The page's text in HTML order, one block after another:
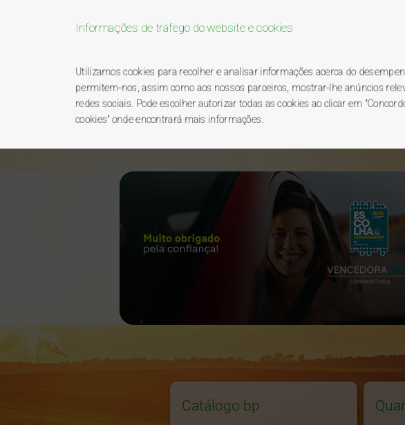
Informações de tráfego do website e cookies
Utilizamos cookies para recolher e analisar informações acerca do
permitem-nos, assim como aos nossos parceiros, mostrar-lhe anúncios
redes sociais. Pode escolher autorizar todas as cookies ao clicar em
cookies” onde encontrará mais informações.
BPpremierplus catálogo de brindes
Catálogo bp